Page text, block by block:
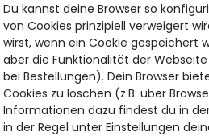
Du kannst deine Browser so
von Cookies prinzipiell verweigert
wirst, wenn ein Cookie gespeichert
aber die Funktionalität der
bei Bestellungen). Dein Browser
Cookies zu löschen (z.B. über
Informationen dazu findest du in
in der Regel unter Einstellungen